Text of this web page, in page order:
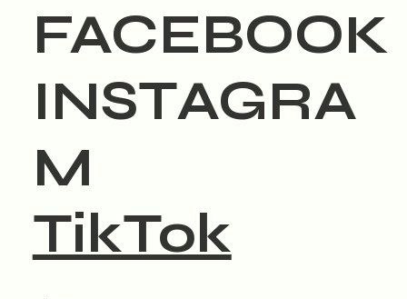
FACEBOOK
INSTAGRA
M
TikTok